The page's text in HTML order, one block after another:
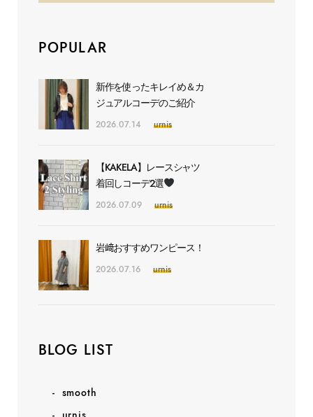
POPULAR
新作を使ったキレイめ＆カ
ジュアルコーデのご紹介
2026.07.14 urnis
【KAKELA】レースシャツ
着回しコーデ2選
2026.07.09 urnis
岩﨑おすすめワンピース！
2026.07.16 urnis
BLOG LIST
smooth